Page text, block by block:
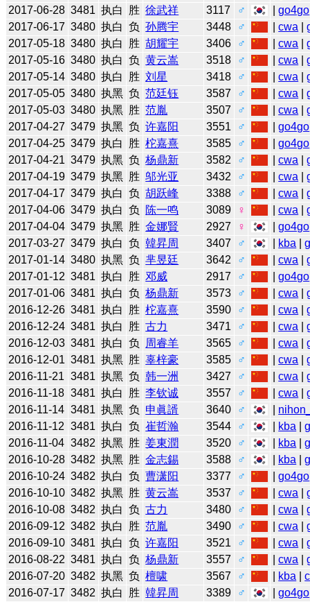
2017-06-28 3481 执白 胜 徐武祥 3117 ♂ |go4go
2017-06-17 3480 执白 负 孙腾宇 3448 ♂ |cwa |
2017-05-18 3480 执白 胜 胡耀宇 3406 ♂ |cwa |
2017-05-16 3480 执白 负 黄云嵩 3518 ♂ |cwa |
2017-05-14 3480 执白 胜 刘星 3418 ♂ |cwa |
2017-05-05 3480 执黑 负 范廷钰 3587 ♂ |cwa |
2017-05-03 3480 执黑 胜 范胤 3507 ♂ |cwa |
2017-04-27 3479 执黑 负 许嘉阳 3551 ♂ |go4go
2017-04-25 3479 执白 胜 柁嘉熹 3585 ♂ |go4go
2017-04-21 3479 执黑 负 杨鼎新 3582 ♂ |cwa |
2017-04-19 3479 执黑 胜 邬光亚 3432 ♂ |cwa |
2017-04-17 3479 执白 负 胡跃峰 3388 ♂ |cwa |
2017-04-06 3479 执白 负 陈一鸣 3089 ♀ |cwa |
2017-04-04 3479 执黑 胜 金娜賢 2927 ♀ |go4go
2017-03-27 3479 执白 负 韓昇周 3407 ♂ kba |
2017-01-14 3480 执黑 负 芈昱廷 3642 ♂ |cwa |
2017-01-12 3481 执白 胜 邓威 2917 ♂ |go4go
2017-01-06 3481 执白 负 杨鼎新 3573 ♂ |cwa |
2016-12-26 3481 执白 胜 柁嘉熹 3590 ♂ |cwa |
2016-12-24 3481 执白 胜 古力 3471 ♂ |cwa |
2016-12-03 3481 执白 负 周睿羊 3565 ♂ |cwa |
2016-12-01 3481 执黑 胜 辜梓豪 3585 ♂ |cwa |
2016-11-21 3481 执黑 负 韩一洲 3427 ♂ |cwa |
2016-11-18 3481 执白 胜 李钦诚 3557 ♂ |cwa |
2016-11-14 3481 执黑 负 申眞諝 3640 ♂
2016-11-12 3481 执白 负 崔哲瀚 3544 ♂ kba |
2016-11-04 3482 执黑 胜 姜東潤 3520 ♂ kba |
2016-10-28 3482 执黑 胜 金志錫 3588 ♂ kba |
2016-10-24 3482 执白 负 曹潇阳 3377 ♂ |go4go
2016-10-10 3482 执黑 胜 黄云嵩 3537 ♂ |cwa |
2016-10-08 3482 执白 负 古力 3480 ♂ |cwa |
2016-09-12 3482 执白 胜 范胤 3490 ♂ |cwa |
2016-09-10 3481 执白 负 许嘉阳 3521 ♂ |cwa |
2016-08-22 3481 执白 负 杨鼎新 3557 ♂ |cwa |
2016-07-20 3482 执黑 负 檀啸 3567 ♂ kba |
2016-07-17 3482 执白 胜 韓昇周 3389 ♂ |go4go